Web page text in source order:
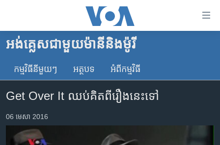
គេហទំព័រ​
ទាក់ទង
និង​
ចូល​
ទំព័រ​
ព័ត៌មាន​​
កម្ពុជា
អន្តរជាតិ
ហេឡូវីអូអេ
កម្ពុជាច្នៃប្រតិដ្ឋ
អង់គ្លេស​ជាមួយ​ម៉ានី​និង​ម៉ូរី
កម្មវិធី​នីមួយៗ អត្ថបទ​ អំពី​កម្មវិធី​
Get Over It ឈប់​គិត​ពី​រឿង​នេះ​ទៅ
06 មេសា 2016